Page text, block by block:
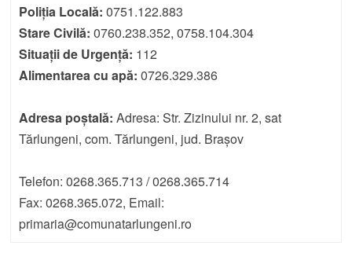
Poliția Locală: 0751.122.883
Stare Civilă: 0760.238.352, 0758.104.304
Situații de Urgență: 112
Alimentarea cu apă: 0726.329.386
Adresa poștală: Adresa: Str. Zizinului nr. 2, sat
Tărlungeni, com. Tărlungeni, jud. Brașov
Telefon: 0268.365.713 / 0268.365.714
Fax: 0268.365.072, Email:
primaria@comunatarlungeni.ro